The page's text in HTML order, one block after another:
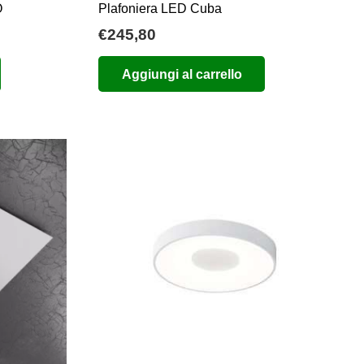
Plafoniera LED Cuba
€245,80
Aggiungi al carrello